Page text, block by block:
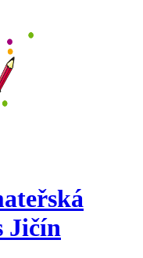
Jičín